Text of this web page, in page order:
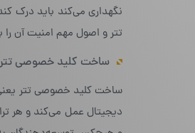
نگهداری می‌کند باید درک
تتر و اصول مهم امنیت آن را
ساخت کلید خصوصی
ساخت کلید خصوصی تتر
دیجیتال عمل می‌کند و هر